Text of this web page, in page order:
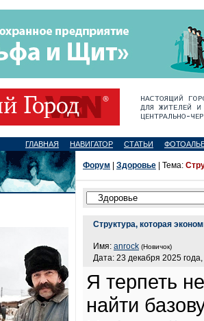
ГЛАВНАЯ НАВИГАТОР СТАТЬИ
Форум Здоровье | Тема:
Структура, которая
Имя: anrock (Новичок)
Дата: 23 декабря 2025
Я терпеть
найти